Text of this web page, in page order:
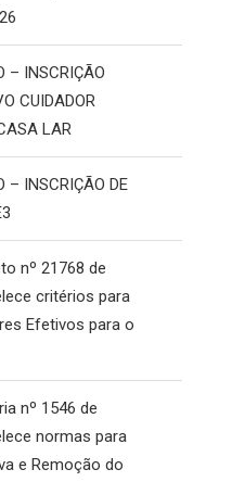
– INSCRIÇÃO
CUIDADOR
LAR
INSCRIÇÃO DE
nº 21768 de
critérios para
Efetivos para o
nº 1546 de
normas para
e Remoção do